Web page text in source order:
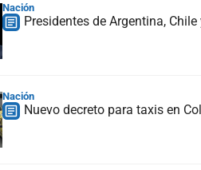
Nación
Presidentes de Argentina,
Nación
Nuevo decreto para taxis en